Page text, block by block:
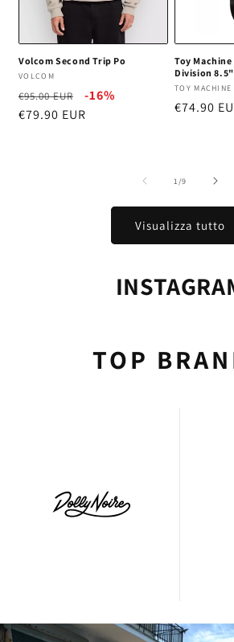
Volcom Second Trip Po
Produttore:
VOLCOM
Prezzo
di
€95.00 EUR -16%
scontato
€79.90 EUR
Toy Machine
Division 8.5"
Produttore:
TOY MACHINE
Prezzo
€74.90
1/su
9
Visualizza tutto
TOP